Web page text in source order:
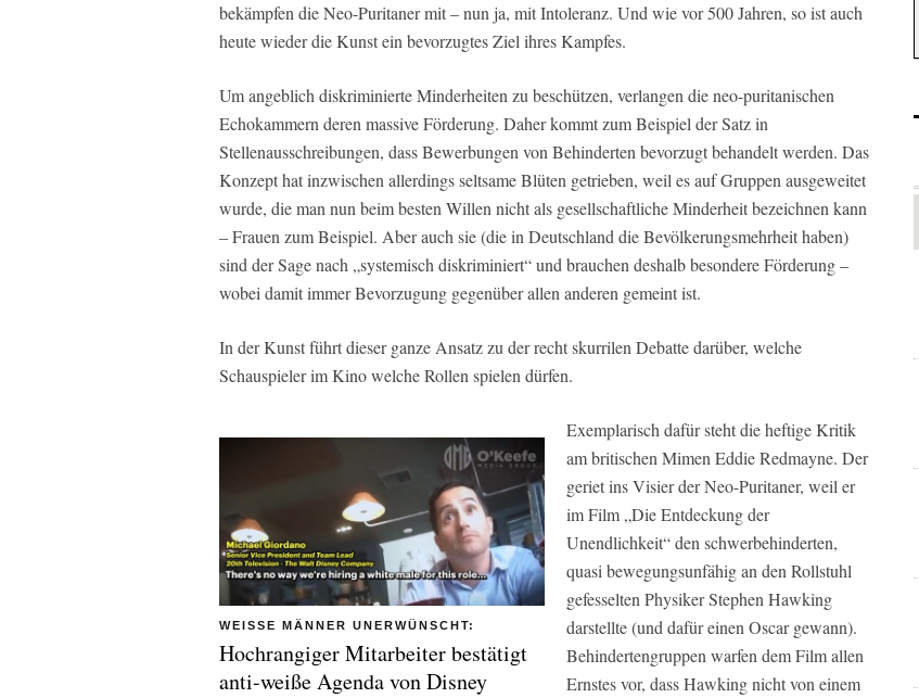
bekämpfen die Neo-Puritaner mit – nun ja, mit Intoleranz. Und wie vor 500 Jahren, so ist auch
heute wieder die Kunst ein bevorzugtes Ziel ihres Kampfes.
Um angeblich diskriminierte Minderheiten zu beschützen, verlangen die neo-puritanischen
Echokammern deren massive Förderung. Daher kommt zum Beispiel der Satz in
Stellenausschreibungen, dass Bewerbungen von Behinderten bevorzugt behandelt werden. Das
Konzept hat inzwischen allerdings seltsame Blüten getrieben, weil es auf Gruppen ausgeweitet
wurde, die man nun beim besten Willen nicht als gesellschaftliche Minderheit bezeichnen kann
– Frauen zum Beispiel. Aber auch sie (die in Deutschland die Bevölkerungsmehrheit haben)
sind der Sage nach „systemisch diskriminiert“ und brauchen deshalb besondere Förderung –
wobei damit immer Bevorzugung gegenüber allen anderen gemeint ist.
In der Kunst führt dieser ganze Ansatz zu der recht skurrilen Debatte darüber, welche
Schauspieler im Kino welche Rollen spielen dürfen.
WEISSE MÄNNER UNERWÜNSCHT:
Hochrangiger Mitarbeiter bestätigt
anti-weiße Agenda von Disney
Exemplarisch dafür steht die heftige Kritik
am britischen Mimen Eddie Redmayne. Der
geriet ins Visier der Neo-Puritaner, weil er
im Film „Die Entdeckung der
Unendlichkeit“ den schwerbehinderten,
quasi bewegungsunfähig an den Rollstuhl
gefesselten Physiker Stephen Hawking
darstellte (und dafür einen Oscar gewann).
Behindertengruppen warfen dem Film allen
Ernstes vor, dass Hawking nicht von einem